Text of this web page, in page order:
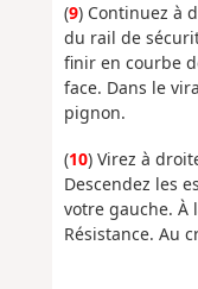
(9) Continuez à
du rail de
finir en courbe
face. Dans le
pignon.
(10) Virez à
Descendez les
votre gauche. À
Résistance. Au